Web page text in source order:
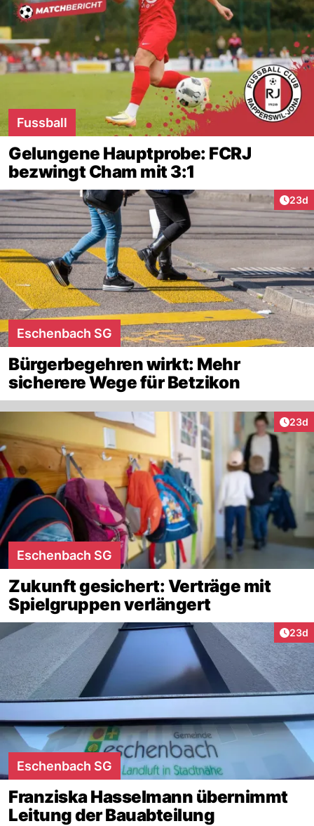
Fussball
Gelungene Hauptprobe: FCRJ
bezwingt Cham mit 3:1
23d
Eschenbach SG
Bürgerbegehren wirkt: Mehr
sicherere Wege für Betzikon
23d
Eschenbach SG
Zukunft gesichert: Verträge mit
Spielgruppen verlängert
23d
Eschenbach SG
Franziska Hasselmann übernimmt
Leitung der Bauabteilung